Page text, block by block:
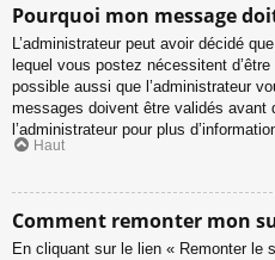
Pourquoi mon message
L’administrateur peut avoir décidé
lequel vous postez nécessitent
possible aussi que l’administrateur
messages doivent être validés avant
l’administrateur pour plus
Haut
Comment remonter mon
En cliquant sur le lien « Remonter le